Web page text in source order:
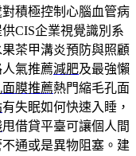
積極控制心腦血管病
CIS企業視覺識別系
茶甲溝炎預防與照顧
氣推薦減肥及最強懶
膜推薦熱門縮毛孔面
有失眠如何快速入睡，
甩借貸平臺可讓個人間
通或是異物阻塞。建